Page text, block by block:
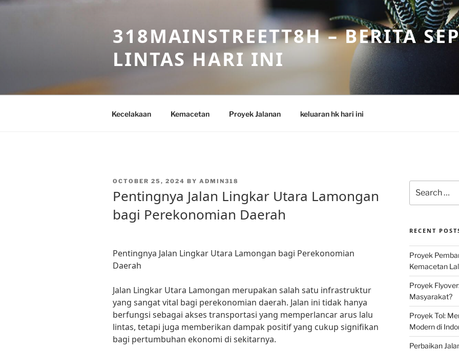
Skip
318MAINSTREETT8H – BERITA
LINTAS HARI INI
Kecelakaan Kemacetan Proyek Jalanan keluaran hk hari ini
POSTED
OCTOBER 25, 2024 BY ADMIN318
Pentingnya Jalan Lingkar Utara Lamongan
bagi Perekonomian Daerah
Pentingnya Jalan Lingkar Utara Lamongan bagi Perekonomian
Daerah
Jalan Lingkar Utara Lamongan merupakan salah satu infrastruktur
yang sangat vital bagi perekonomian daerah. Jalan ini tidak hanya
berfungsi sebagai akses transportasi yang memperlancar arus lalu
lintas, tetapi juga memberikan dampak positif yang cukup signifikan
bagi pertumbuhan ekonomi di sekitarnya.
for:
RECENT
Proyek
Kemacetan
Proyek
Masyarakat?
Proyek Tol:
Modern di
Perbaikan